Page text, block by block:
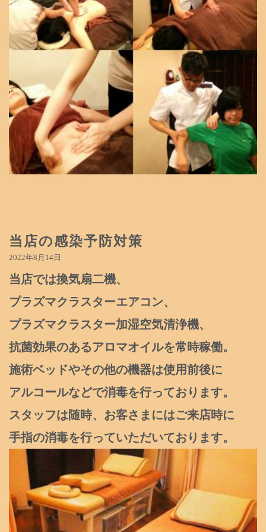
当店の感染予防対策
2022年8月14日
当店では換気扇二機、
プラズマクラスターエアコン、
プラズマクラスター加湿空気清浄機、
抗菌効果のあるアロマオイルを常時稼働。
施術ベッドやその他の機器は使用前後に
アルコールなどで消毒を行っております。
スタッフは随時、お客さまにはご来店時に
手指の消毒を行っていただいております。